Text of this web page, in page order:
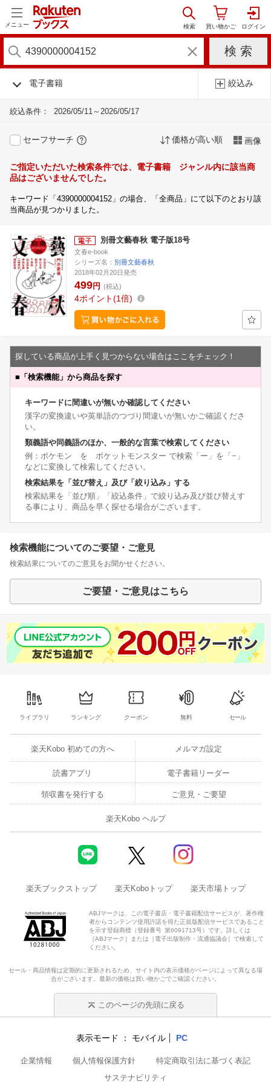
メニュー
電子書籍 絞込み
絞込条件： 2026/05/11～2026/05/17
セーフサーチ 価格が高い順 画像
ご指定いただいた検索条件では、電子書籍 ジャンル内に該当商
品はございませんでした。
キーワード「4390000004152」の場合、「全商品」にて以下のとおり該
当商品が見つかりました。
別冊文藝春秋 電子版18号
文春e-book
シリーズ名： 別冊文藝春秋
2018年02月20日発売
499円 (税込)
4ポイント 1倍
探している商品が上手く見つからない場合はここをチェック！
■ 「検索機能」から商品を探す
キーワードに間違いが無いか確認してください
漢字の変換違いや英単語のつづり間違いが無いかご確認くださ
い。
類義語や同義語のほか、一般的な言葉で検索してください
例：ポケモン を ポケットモンスター で検索「ー」を「−」
などに変換して検索してください。
検索結果を「並び替え」及び「絞り込み」する
検索結果を「並び順」「絞込条件」で絞り込み及び並び替えす
る事により、商品を早く探せる場合がございます。
検索機能についてのご要望・ご意見
検索結果についてのご意見をお聞かせください。
ご要望・ご意見はこちら
ライブラリ ランキング クーポン 無料 セール
楽天Kobo 初めての方へ メルマガ設定
読書アプリ 電子書籍リーダー
領収書を発行する ご意見・ご要望
楽天Kobo ヘルプ
楽天ブックストップ 楽天Koboトップ 楽天市場トップ
ABJマークは、この電子書店・電子書籍配信サービスが、著作権
者からコンテンツ使用許諾を得た正規版配信サービスであること
を示す登録商標（登録番号 第6091713号）です。詳しくは
［ABJマーク］または［電子出版制作・流通協議会］で検索して
ください。
セール・商品情報は定期的に更新されるため、サイト内の表示価格がページによって異なる場
合がございます。最新の価格は買い物かごでご確認ください。
このページの先頭に戻る
表示モード モバイル PC
企業情報 個人情報保護方針
特定商取引法に基づく表記
サステナビリティ